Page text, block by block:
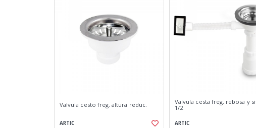
Valvula cesto freg. altura reduc.
ARTIC
Valvula cesta freg. rebosa y
1/2
ARTIC